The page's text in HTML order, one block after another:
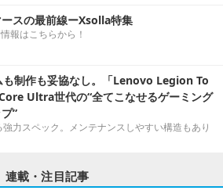
スの最前線ーXsolla特集
報はこちらから！
制作も妥協なし。「Lenovo Legion To
Ultra世代の“全てこなせるゲーミング
”
力スペック。メンテナンスしやすい構造もあり
連載・注目記事